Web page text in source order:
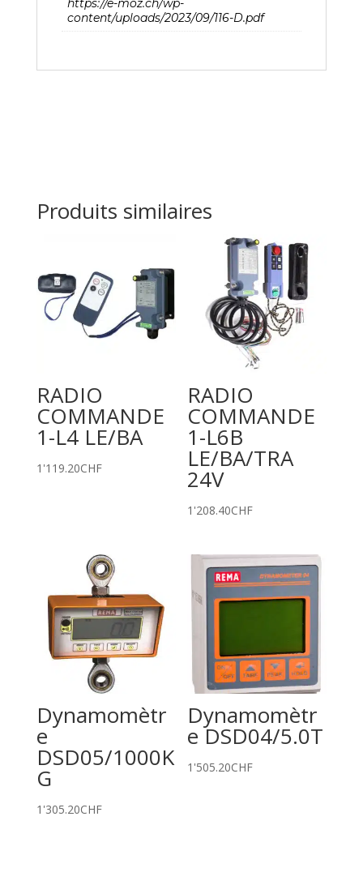
https://e-moz.ch/wp-
content/uploads/2023/09/116-D.pdf
Produits similaires
RADIO
COMMANDE
1-L4 LE/BA
1'119.20CHF
RADIO
COMMANDE
1-L6B
LE/BA/TRA
24V
1'208.40CHF
Dynamomètr
e
DSD05/1000K
G
1'305.20CHF
Dynamomètr
e DSD04/5.0T
1'505.20CHF